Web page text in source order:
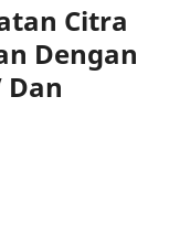
Citra
Dengan
Dan